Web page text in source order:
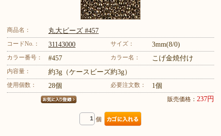
商品名： 丸大ビーズ #457
コードNo.： 31143000 サイズ： 3mm(8/0)
カラー番号： #457 カラー名： こげ金焼付け
内容量： 約3g（ケースビーズ約3g）
使用個数： 28個 必要注文数： 1個
販売価格： 237円
個